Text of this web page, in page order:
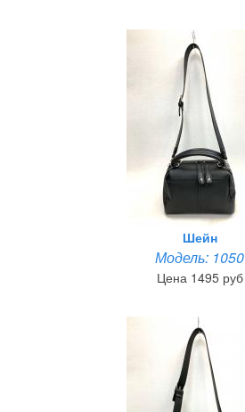
Шейн
Модель: 1050
Цена 1495 руб